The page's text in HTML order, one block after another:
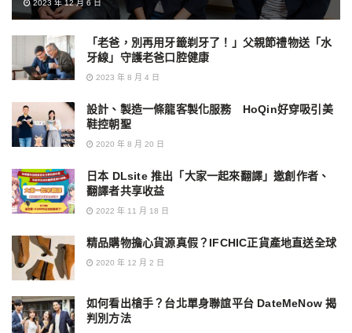
2023 年 12 月 6 日
「老爸，別再用牙籤剃牙了！」父親節禮物送「水
牙線」守護老爸口腔健康
2023 年 8 月 4 日
設計、製造一條龍客製化服務 HoQin好穿吸引美
鞋控朝聖
2020 年 8 月 20 日
日本 DLsite 推出「大家一起來翻譯」邀創作者、
翻譯者共享收益
2022 年 11 月 18 日
精品購物擔心貨源真假？IFCHIC正貨產地直送全球
2020 年 12 月 2 日
如何看出槍手？台北單身聯誼平台 DateMeNow 揭
判別方法